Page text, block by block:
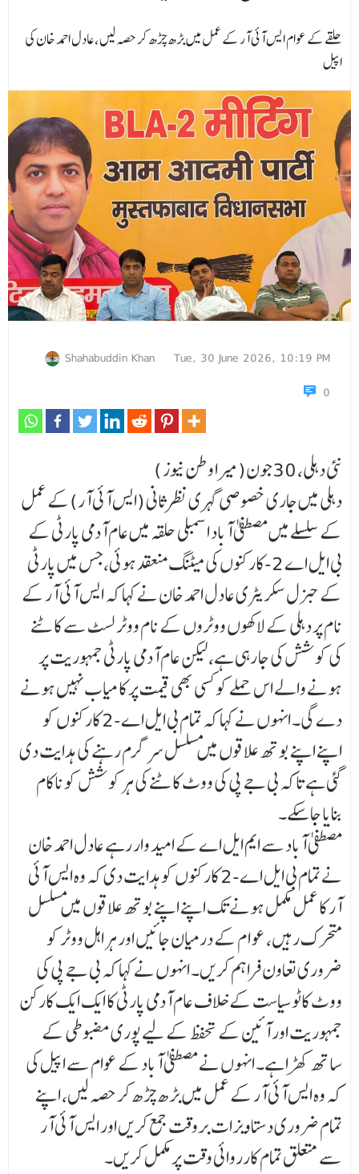
حلقے کے عوام ایس آئی آر کے عمل میں بڑھ چڑھ کر حصہ لیں،عادل احمد خان کی
اپیل
Shahabuddin Khan
Tue, 30 June 2026, 10:19 PM
0
نئی دہلی، 30جون(میرا وطن نیوز )
دہلی میں جاری خصوصی گہری نظرثانی (ایس آئی آر)کے عمل
کے سلسلے میں مصطفیٰ آباد اسمبلی حلقہ میں عام آدمی پارٹی کے
بی ایل اے 2-کارکنوں کی میٹنگ منعقد ہوئی،جس میں پارٹی
کے جنرل سکریٹری عادل احمد خان نے کہا کہ ایس آئی آر کے
نام پر دہلی کے لاکھوں ووٹروں کے نام ووٹر لسٹ سے کاٹنے
کی کوشش کی جا رہی ہے، لیکن عام آدمی پارٹی جمہوریت پر
ہونے والے اس حملے کو کسی بھی قیمت پر کا میاب نہیں ہونے
دے گی۔ انہوں نے کہا کہ تمام بی ایل اے-2 کارکنوں کو
اپنے اپنے بوتھ علاقوں میں مسلسل سرگرم رہنے کی ہدایت دی
گئی ہے تاکہ بی جے پی کی ووٹ کاٹنے کی ہر کوشش کو ناکام
بنایا جا سکے۔
مصطفی آباد سے ایم ایل اے کے امید وار رہے عادل احمد خان
نے تمام بی ایل اے-2 کارکنوں کو ہدایت دی کہ وہ ایس آئی
آر کا عمل مکمل ہونے تک اپنے اپنے بوتھ علاقوں میں مسلسل
متحرک رہیں، عو ا م کے درمیان جائیں اور ہر اہل ووٹر کو
ضروری تعاون فراہم کریں۔ انہوں نے کہا کہ بی جے پی کی
ووٹ کاٹو سیاست کے خلاف عام آدمی پارٹی کا ایک ایک کارکن
جمہوریت اور آئین کے تحفظ کے لیے پوری مضبوطی کے
ساتھ کھڑا ہے۔ انہوں نے مصطفیٰ آباد کے عوام سے اپیل کی
کہ وہ ایس آئی آر کے عمل میں بڑھ چڑھ کر حصہ لیں، اپنے
تمام ضروری دستاویزات بروقت جمع کریں اور ایس آئی آر
سے متعلق تمام کارروائی وقت پر مکمل کریں۔